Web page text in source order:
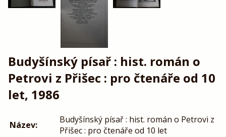
Budyšínský písař : hist. román o
Petrovi z Přišec : pro čtenáře od 10
let, 1986
Název:
Budyšínský písař : hist. román o Petrovi z
Přišec : pro čtenáře od 10 let